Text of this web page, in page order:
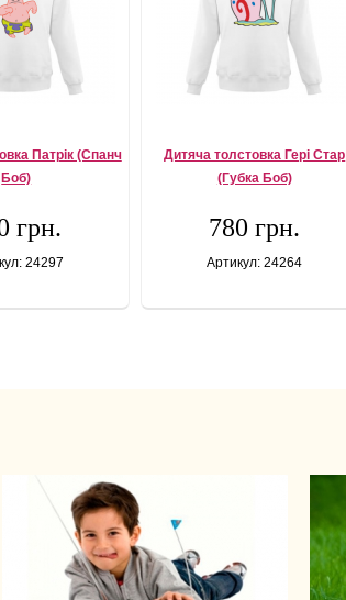
Патрік (Спанч
Боб)
грн.
24297
Дитяча толстовка Гері Стар
(Губка Боб)
780 грн.
Артикул: 24264